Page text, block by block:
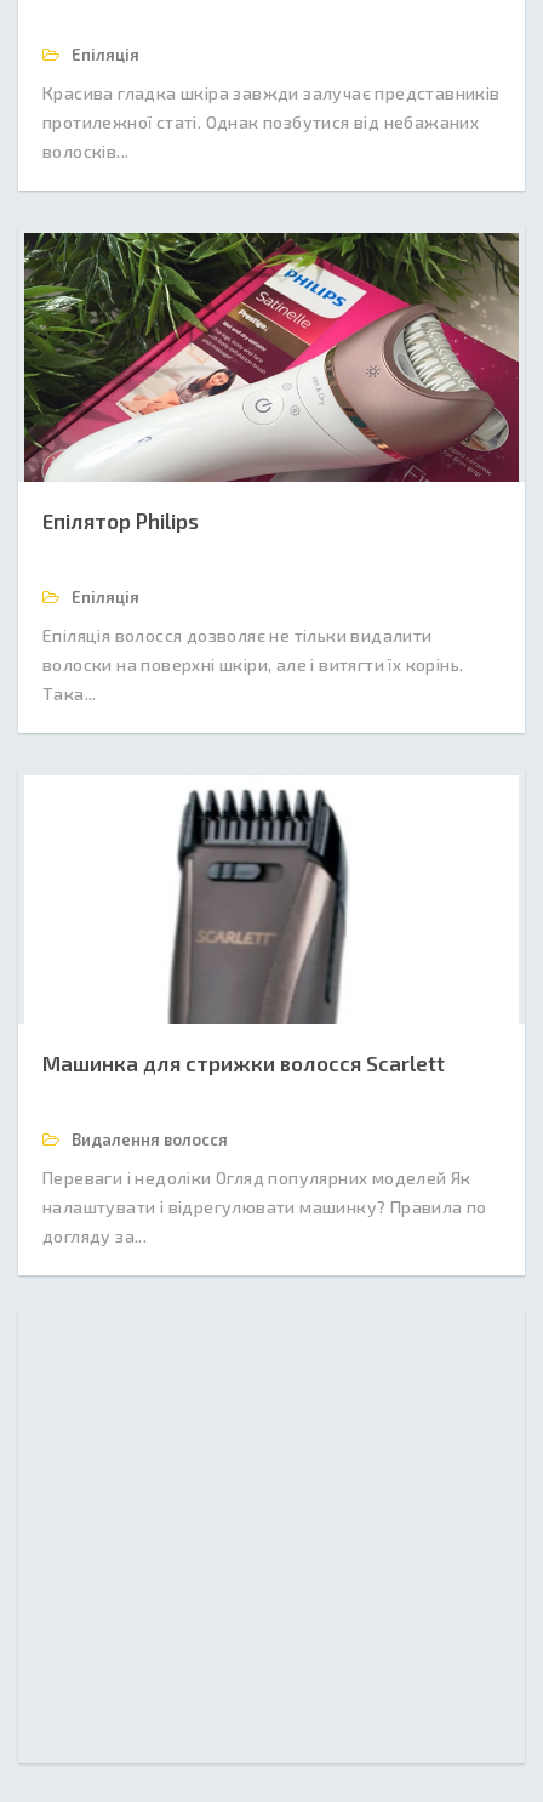
Епіляція
Красива гладка шкіра завжди залучає представників
протилежної статі. Однак позбутися від небажаних
волосків...
Епілятор Philips
Епіляція
Епіляція волосся дозволяє не тільки видалити
волоски на поверхні шкіри, але і витягти їх корінь.
Така...
Машинка для стрижки волосся Scarlett
Видалення волосся
Переваги і недоліки Огляд популярних моделей Як
налаштувати і відрегулювати машинку? Правила по
догляду за...